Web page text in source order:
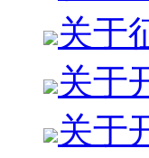
关于
关于
关于